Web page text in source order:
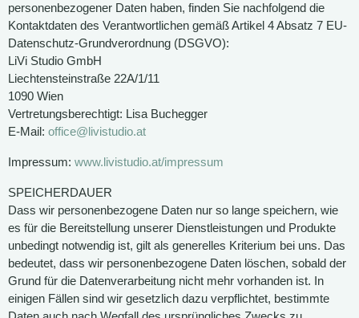
personenbezogener Daten haben, finden Sie nachfolgend die
Kontaktdaten des Verantwortlichen gemäß Artikel 4 Absatz 7 EU-
Datenschutz-Grundverordnung (DSGVO):
LiVi Studio GmbH
Liechtensteinstraße 22A/1/11
1090 Wien
Vertretungsberechtigt: Lisa Buchegger
E-Mail: office@livistudio.at
Impressum: www.livistudio.at/impressum
SPEICHERDAUER
Dass wir personenbezogene Daten nur so lange speichern, wie
es für die Bereitstellung unserer Dienstleistungen und Produkte
unbedingt notwendig ist, gilt als generelles Kriterium bei uns. Das
bedeutet, dass wir personenbezogene Daten löschen, sobald der
Grund für die Datenverarbeitung nicht mehr vorhanden ist. In
einigen Fällen sind wir gesetzlich dazu verpflichtet, bestimmte